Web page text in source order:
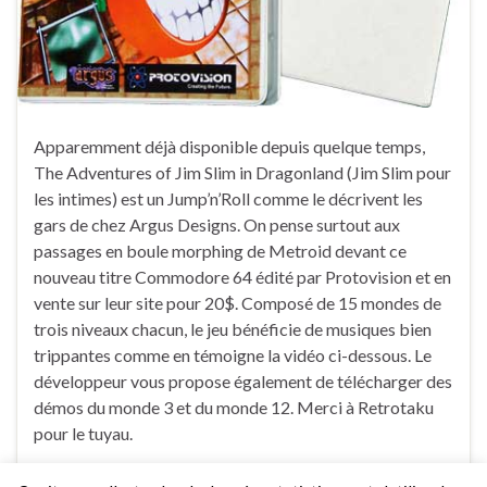
Apparemment déjà disponible depuis quelque temps,
The Adventures of Jim Slim in Dragonland (Jim Slim pour
les intimes) est un Jump’n’Roll comme le décrivent les
gars de chez Argus Designs. On pense surtout aux
passages en boule morphing de Metroid devant ce
nouveau titre Commodore 64 édité par Protovision et en
vente sur leur site pour 20$. Composé de 15 mondes de
trois niveaux chacun, le jeu bénéficie de musiques bien
trippantes comme en témoigne la vidéo ci-dessous. Le
développeur vous propose également de télécharger des
démos du monde 3 et du monde 12. Merci à Retrotaku
pour le tuyau.